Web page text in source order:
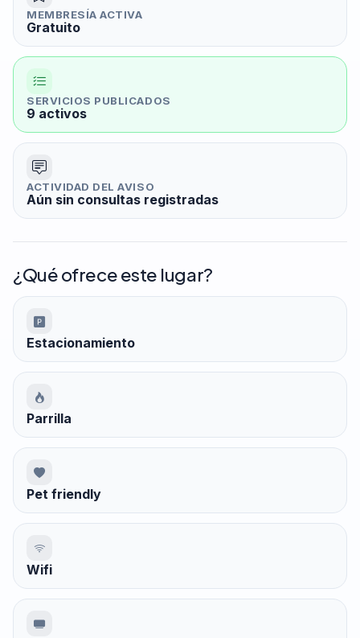
MEMBRESÍA ACTIVA
Gratuito
SERVICIOS PUBLICADOS
9 activos
ACTIVIDAD DEL AVISO
Aún sin consultas registradas
¿Qué ofrece este lugar?
Estacionamiento
Parrilla
Pet friendly
Wifi